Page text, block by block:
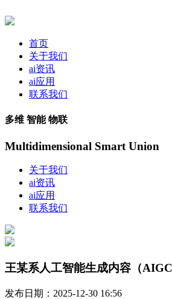
首页
关于我们
ai资讯
ai应用
联系我们
多维 智能 物联
Multidimensional Smart Union
关于我们
ai资讯
ai应用
联系我们
王某系人工智能生成内容（
发布日期：2025-12-30 16:56